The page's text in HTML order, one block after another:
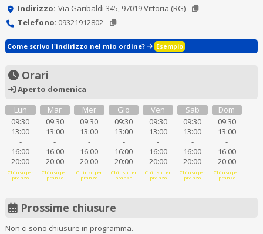
Indirizzo: Via Garibaldi 345, 97019 Vittoria (RG)
Telefono: 09321912802
Come scrivo l'indirizzo nel mio ordine? Esempio
Orari
Aperto domenica
Lun
09:30
13:00
-
16:00
20:00
Chiuso per
pranzo
Mar
09:30
13:00
-
16:00
20:00
Chiuso per
pranzo
Mer
09:30
13:00
-
16:00
20:00
Chiuso per
pranzo
Gio
09:30
13:00
-
16:00
20:00
Chiuso per
pranzo
Ven
09:30
13:00
-
16:00
20:00
Chiuso per
pranzo
Sab
09:30
13:00
-
16:00
20:00
Chiuso per
pranzo
Dom
09:30
13:00
-
16:00
20:00
Chiuso per
pranzo
Prossime chiusure
Non ci sono chiusure in programma.